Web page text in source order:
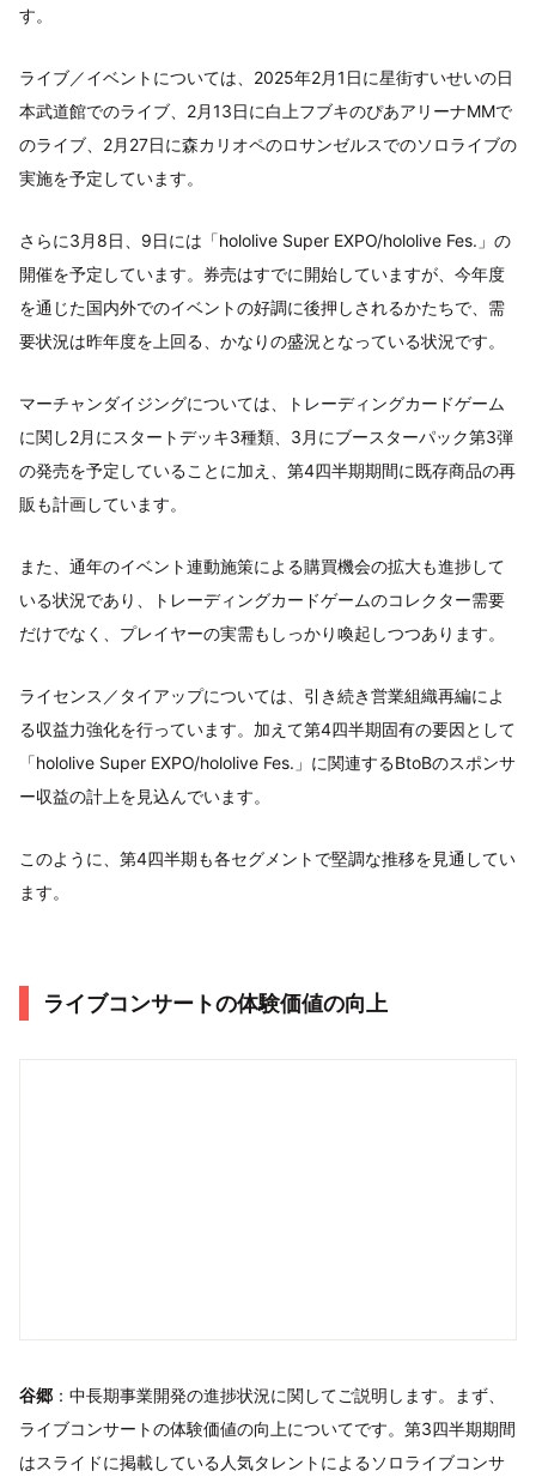
す。
ライブ／イベントについては、2025年2月1日に星街すいせいの日
本武道館でのライブ、2月13日に白上フブキのぴあアリーナMMで
のライブ、2月27日に森カリオペのロサンゼルスでのソロライブの
実施を予定しています。
さらに3月8日、9日には「hololive Super EXPO/hololive Fes.」の
開催を予定しています。券売はすでに開始していますが、今年度
を通じた国内外でのイベントの好調に後押しされるかたちで、需
要状況は昨年度を上回る、かなりの盛況となっている状況です。
マーチャンダイジングについては、トレーディングカードゲーム
に関し2月にスタートデッキ3種類、3月にブースターパック第3弾
の発売を予定していることに加え、第4四半期期間に既存商品の再
販も計画しています。
また、通年のイベント連動施策による購買機会の拡大も進捗して
いる状況であり、トレーディングカードゲームのコレクター需要
だけでなく、プレイヤーの実需もしっかり喚起しつつあります。
ライセンス／タイアップについては、引き続き営業組織再編によ
る収益力強化を行っています。加えて第4四半期固有の要因として
「hololive Super EXPO/hololive Fes.」に関連するBtoBのスポンサ
ー収益の計上を見込んでいます。
このように、第4四半期も各セグメントで堅調な推移を見通してい
ます。
ライブコンサートの体験価値の向上
谷郷 ：中長期事業開発の進捗状況に関してご説明します。まず、
ライブコンサートの体験価値の向上についてです。第3四半期期間
はスライドに掲載している人気タレントによるソロライブコンサ